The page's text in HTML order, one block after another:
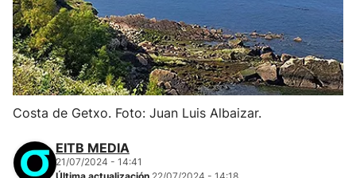
Costa de Getxo. Foto: Juan Luis Albaizar.
EITB MEDIA
21/07/2024 - 14:41